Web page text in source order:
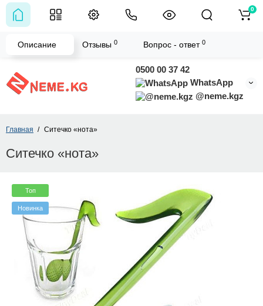
0500 00 37 42
WhatsApp
@neme.kgz
0
Главная Ситечко «нота»
Ситечко «нота»
Топ
Новинка
Описание Отзывы 0 Вопрос - ответ 0